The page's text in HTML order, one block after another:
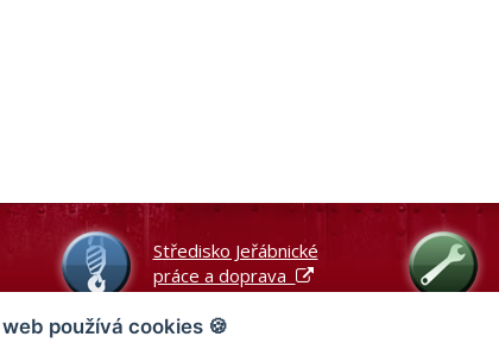
Středisko Jeřábnické
práce a doprava
používá cookies 🍪